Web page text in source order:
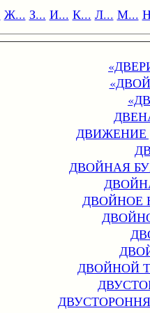
Ж... З... И... К... Л... М...
ДВИЖЕНИЕ
ДВОЙНАЯ
ДВОЙНОЕ
ДВОЙНОЙ